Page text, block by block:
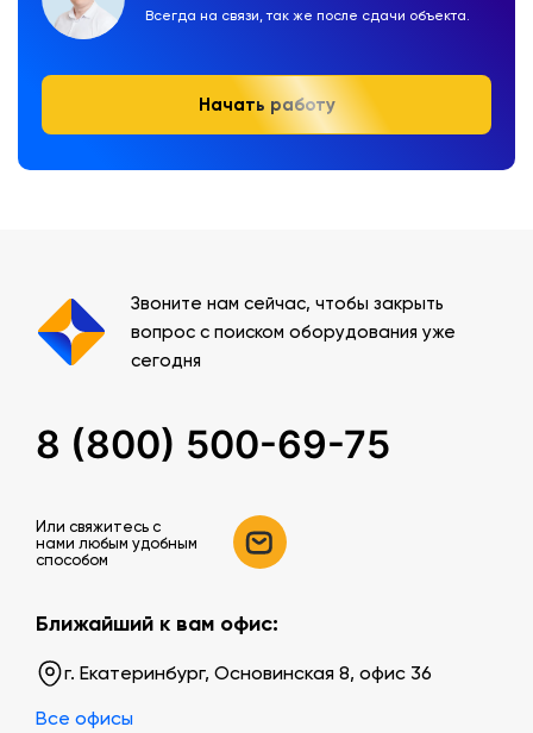
Всегда на связи, так же после сдачи объекта.
Начать работу
Звоните нам сейчас, чтобы закрыть
вопрос с поиском оборудования уже
сегодня
8 (800) 500-69-75
Или свяжитесь c
нами любым удобным
способом
Ближайший к вам офис:
г. Екатеринбург, Основинская 8, офис 36
Все офисы